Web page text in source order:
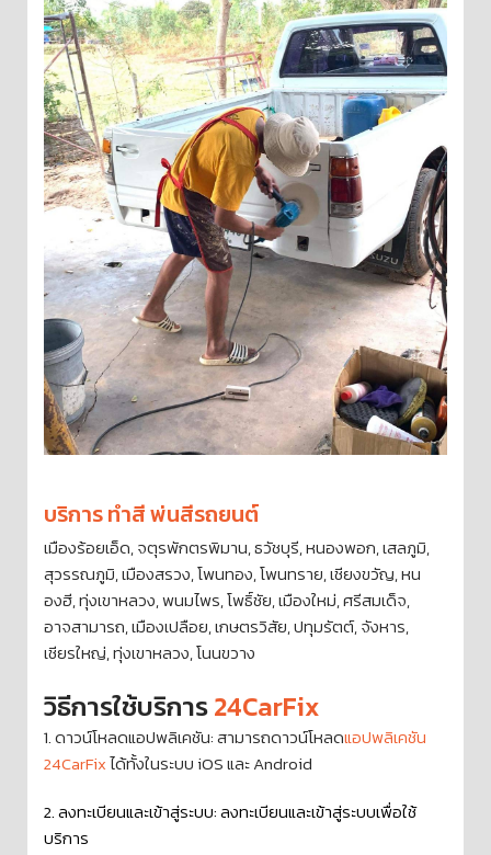
บริการ ทำสี พ่นสีรถยนต์
เมืองร้อยเอ็ด, จตุรพักตรพิมาน, ธวัชบุรี, หนองพอก, เสลภูมิ,
สุวรรณภูมิ, เมืองสรวง, โพนทอง, โพนทราย, เชียงขวัญ, หน
องฮี, ทุ่งเขาหลวง, พนมไพร, โพธิ์ชัย, เมืองใหม่, ศรีสมเด็จ,
อาจสามารถ, เมืองเปลือย, เกษตรวิสัย, ปทุมรัตต์, จังหาร,
เชียรใหญ่, ทุ่งเขาหลวง, โนนขวาง
วิธีการใช้บริการ24CarFix
1. ดาวน์โหลดแอปพลิเคชัน: สามารถดาวน์โหลดแอปพลิเคชัน
24CarFixได้ทั้งในระบบ iOS และ Android
2. ลงทะเบียนและเข้าสู่ระบบ: ลงทะเบียนและเข้าสู่ระบบเพื่อใช้
บริการ